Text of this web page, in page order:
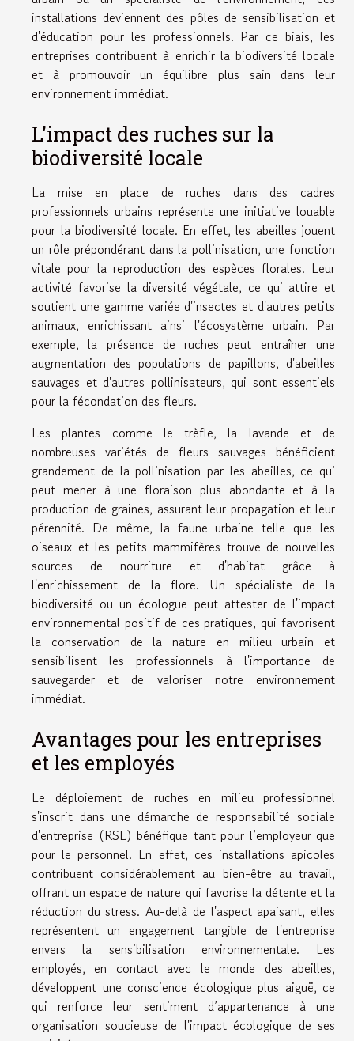
installations deviennent des pôles de sensibilisation et
d'éducation pour les professionnels. Par ce biais, les
entreprises contribuent à enrichir la biodiversité locale
et à promouvoir un équilibre plus sain dans leur
environnement immédiat.
L'impact des ruches sur la
biodiversité locale
La mise en place de ruches dans des cadres
professionnels urbains représente une initiative louable
pour la biodiversité locale. En effet, les abeilles jouent
un rôle prépondérant dans la pollinisation, une fonction
vitale pour la reproduction des espèces florales. Leur
activité favorise la diversité végétale, ce qui attire et
soutient une gamme variée d'insectes et d'autres petits
animaux, enrichissant ainsi l'écosystème urbain. Par
exemple, la présence de ruches peut entraîner une
augmentation des populations de papillons, d'abeilles
sauvages et d'autres pollinisateurs, qui sont essentiels
pour la fécondation des fleurs.
Les plantes comme le trèfle, la lavande et de
nombreuses variétés de fleurs sauvages bénéficient
grandement de la pollinisation par les abeilles, ce qui
peut mener à une floraison plus abondante et à la
production de graines, assurant leur propagation et leur
pérennité. De même, la faune urbaine telle que les
oiseaux et les petits mammifères trouve de nouvelles
sources de nourriture et d'habitat grâce à
l'enrichissement de la flore. Un spécialiste de la
biodiversité ou un écologue peut attester de l'impact
environnemental positif de ces pratiques, qui favorisent
la conservation de la nature en milieu urbain et
sensibilisent les professionnels à l'importance de
sauvegarder et de valoriser notre environnement
immédiat.
Avantages pour les entreprises
et les employés
Le déploiement de ruches en milieu professionnel
s'inscrit dans une démarche de responsabilité sociale
d'entreprise (RSE) bénéfique tant pour l’employeur que
pour le personnel. En effet, ces installations apicoles
contribuent considérablement au bien-être au travail,
offrant un espace de nature qui favorise la détente et la
réduction du stress. Au-delà de l'aspect apaisant, elles
représentent un engagement tangible de l'entreprise
envers la sensibilisation environnementale. Les
employés, en contact avec le monde des abeilles,
développent une conscience écologique plus aiguë, ce
qui renforce leur sentiment d’appartenance à une
organisation soucieuse de l'impact écologique de ses